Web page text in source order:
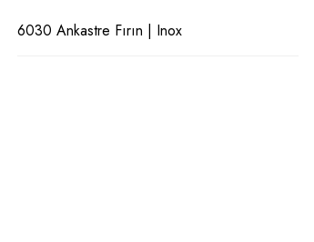
6030 Ankastre Fırın | Inox